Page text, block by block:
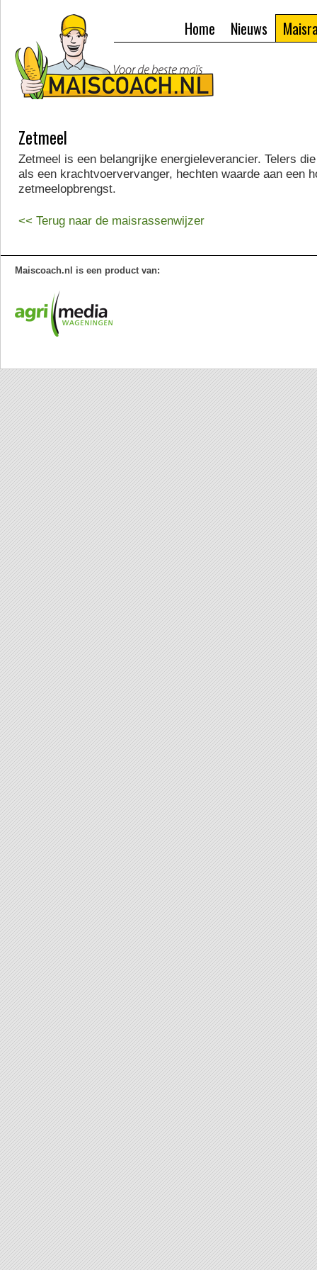
Nieuws
Home
Zetmeel
Zetmeel is een belangrijke energieleverancier. Telers
als een krachtvoervervanger, hechten waarde aan een
zetmeelopbrengst.
<< Terug naar de maisrassenwijzer
Maiscoach.nl is een product van: